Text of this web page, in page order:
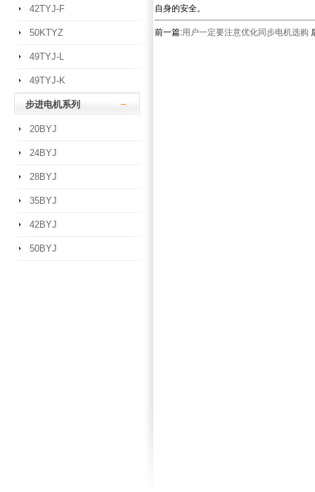
42TYJ-F
50KTYZ
49TYJ-L
49TYJ-K
步进电机系列
20BYJ
24BYJ
28BYJ
35BYJ
42BYJ
50BYJ
自身的安全。
前一篇:用户一定要注意优化同步电机选购